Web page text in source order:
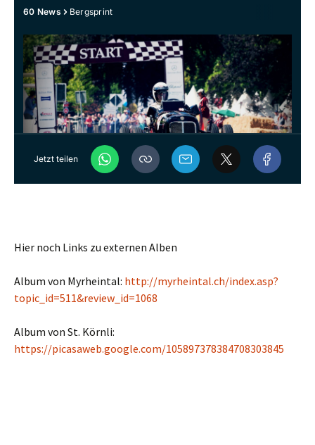
Hier noch Links zu externen Alben
Album von Myrheintal: http://myrheintal.ch/index.asp?
topic_id=511&review_id=1068
Album von St. Körnli:
https://picasaweb.google.com/105897378384708303845